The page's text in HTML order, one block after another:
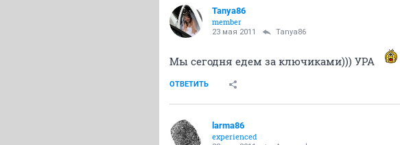
Tanya86
member
23 мая 2011 Tanya86
Мы сегодня едем за ключиками))) УРА
ОТВЕТИТЬ
larma86
experienced